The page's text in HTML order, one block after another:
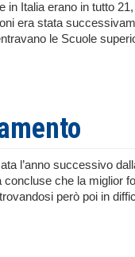
Italia erano in tutto
era stata
le Scuole
l’anno successivo
che la miglior
però poi in